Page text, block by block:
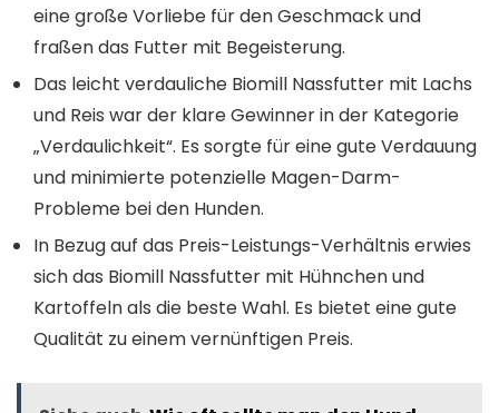
eine große Vorliebe für den Geschmack und
fraßen das Futter mit Begeisterung.
Das leicht verdauliche Biomill Nassfutter mit Lachs
und Reis war der klare Gewinner in der Kategorie
„Verdaulichkeit“. Es sorgte für eine gute Verdauung
und minimierte potenzielle Magen-Darm-
Probleme bei den Hunden.
In Bezug auf das Preis-Leistungs-Verhältnis erwies
sich das Biomill Nassfutter mit Hühnchen und
Kartoffeln als die beste Wahl. Es bietet eine gute
Qualität zu einem vernünftigen Preis.